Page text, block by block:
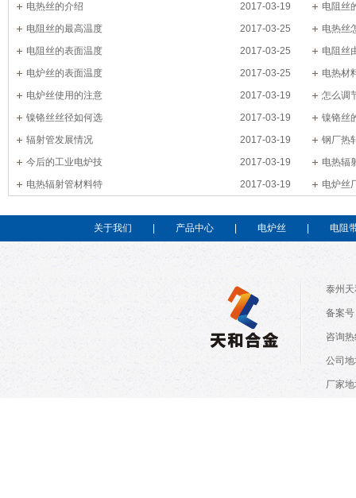
2017-03-19
电热丝的介绍
电阻丝
2017-03-25
电阻丝的最高温度
电热丝
2017-03-25
电阻丝的表面温度
电阻丝
2017-03-25
电炉丝的表面温度
电热材
2017-03-19
电炉丝使用的注意
怎么调
2017-03-19
镍铬丝丝径如何选
镍铬丝
2017-03-19
辐射管发展情况
钢厂热
2017-03-19
今后的工业电炉技
电热辐
2017-03-19
电热辐射管材料特 电炉丝
关于我们 产品中心 电炉丝 电阻
泰州
备案
咨询
公司
厂家